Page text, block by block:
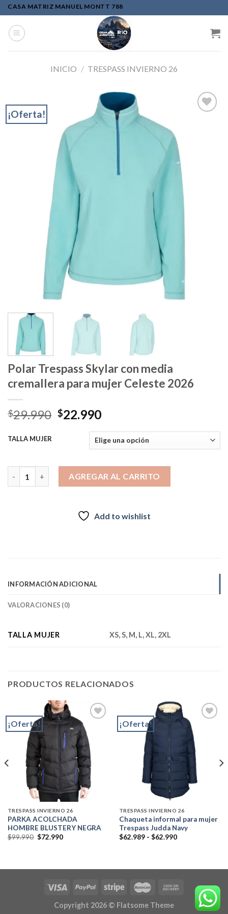
Skip
to
content
CASA MATRIZ MANUEL MONTT 788
INICIO / TRESPASS INVIERNO 26
¡Oferta!
Polar Trespass Skylar con media
cremallera para mujer Celeste 2026
$29.990 El
original
$29.990.
$22.990El
actual
es:
$22.990.
TALLA MUJER
AGREGAR AL CARRITO
Add to wishlist
INFORMACIÓN ADICIONAL
VALORACIONES (0)
TALLA MUJER XS, S, M, L, XL, 2XL
PRODUCTOS RELACIONADOS
¡Oferta!
Add to
wishlist
TRESPASS INVIERNO 26
PARKA ACOLCHADA
HOMBRE BLUSTERY NEGRA
$99.990 El
$72.990El
¡Oferta!
wishlist
TRESPASS INVIERNO 26
Chaqueta informal para mujer
Trespass Judda Navy
$62.989 - $62.990Rango
hasta
Copyright 2026 © Flatsome Theme